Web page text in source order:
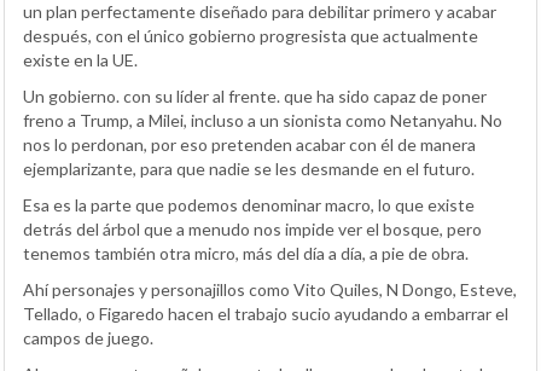
un plan perfectamente diseñado para debilitar primero y acabar
después, con el único gobierno progresista que actualmente
existe en la UE.
Un gobierno. con su líder al frente. que ha sido capaz de poner
freno a Trump, a Milei, incluso a un sionista como Netanyahu. No
nos lo perdonan, por eso pretenden acabar con él de manera
ejemplarizante, para que nadie se les desmande en el futuro.
Esa es la parte que podemos denominar macro, lo que existe
detrás del árbol que a menudo nos impide ver el bosque, pero
tenemos también otra micro, más del día a día, a pie de obra.
Ahí personajes y personajillos como Vito Quiles, N Dongo, Esteve,
Tellado, o Figaredo hacen el trabajo sucio ayudando a embarrar el
campos de juego.